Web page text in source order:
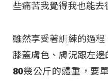
些痛苦我覺得我也能去
雖然享受著訓練的過
膝蓋膚色、膚況跟左
80幾公斤的體重，要